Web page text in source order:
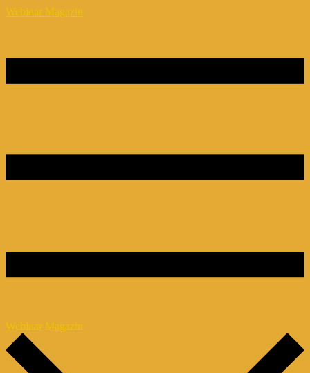
Webinar Magazin
Webinar Magazin